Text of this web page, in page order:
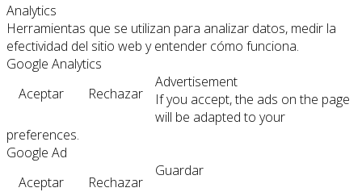
Analytics
Herramientas que se utilizan para analizar datos, medir la
efectividad del sitio web y entender cómo funciona.
Google Analytics
Aceptar
Rechazar
Advertisement
If you accept, the ads on the page
will be adapted to your
preferences.
Google Ad
Aceptar
Rechazar
Guardar